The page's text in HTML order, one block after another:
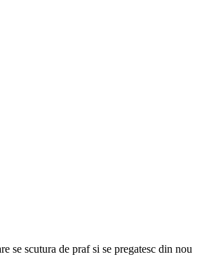
se scutura de praf si se pregatesc din nou